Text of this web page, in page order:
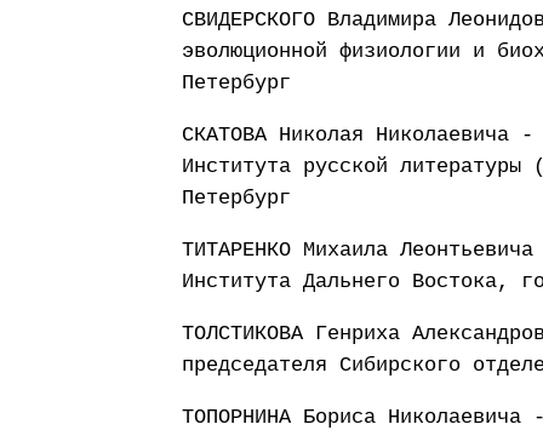
СВИДЕРСКОГО Владимира
эволюционной физиологии и
Петербург
СКАТОВА Николая Николаевича
Института русской
Петербург
ТИТАРЕНКО Михаила
Института Дальнего Востока,
ТОЛСТИКОВА Генриха
председателя Сибирского
ТОПОРНИНА Бориса